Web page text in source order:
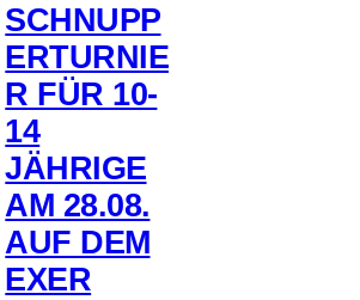
SCHNUPP
ERTURNIE
R FÜR 10-
14
JÄHRIGE
AM 28.08.
AUF DEM
EXER